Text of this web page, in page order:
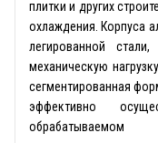
плитки и других
охлаждения. Корпуса
легированной
механическую
сегментированная
эффективно
обрабатываемом